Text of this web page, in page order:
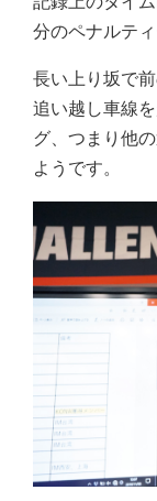
分のペナルテ
長い上り坂で
追い越し車線
グ、つまり他
ようです。